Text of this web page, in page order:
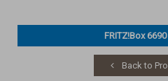
FRITZ!Box
Back to